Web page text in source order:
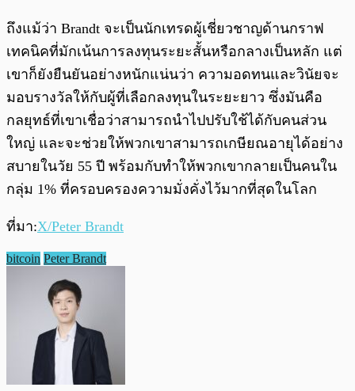
ถึงแม้ว่า Brandt จะเป็นนักเทรดผู้เชี่ยวชาญด้านกราฟ
เทคนิคที่มักเน้นการลงทุนระยะสั้นหรือกลางเป็นหลัก แต่
เขาก็ยังยืนยันอย่างหนักแน่นว่า ความอดทนและวินัยจะ
มอบรางวัลให้กับผู้ที่เลือกลงทุนในระยะยาว ซึ่งมันคือ
กลยุทธ์ที่เขาเชื่อว่าสามารถนำไปปรับใช้ได้กับคนส่วน
ใหญ่ และจะช่วยให้พวกเขาสามารถเกษียณอายุได้อย่าง
สบายในวัย 55 ปี พร้อมกับทำให้พวกเขากลายเป็นคนใน
กลุ่ม 1% ที่ครอบครองความมั่งคั่งไว้มากที่สุดในโลก
ที่มา:X/Peter Brandt
bitcoin Peter Brandt